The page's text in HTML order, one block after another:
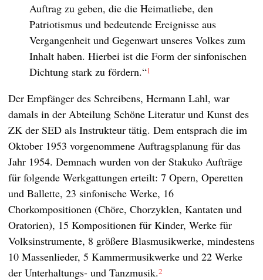
Auftrag zu geben, die die Heimatliebe, den
Patriotismus und bedeutende Ereignisse aus
Vergangenheit und Gegenwart unseres Volkes zum
Inhalt haben. Hierbei ist die Form der sinfonischen
Dichtung stark zu fördern.“1
Der Empfänger des Schreibens, Hermann Lahl, war
damals in der Abteilung Schöne Literatur und Kunst des
ZK der SED als Instrukteur tätig. Dem entsprach die im
Oktober 1953 vorgenommene Auftragsplanung für das
Jahr 1954. Demnach wurden von der Stakuko Aufträge
für folgende Werkgattungen erteilt: 7 Opern, Operetten
und Ballette, 23 sinfonische Werke, 16
Chorkompositionen (Chöre, Chorzyklen, Kantaten und
Oratorien), 15 Kompositionen für Kinder, Werke für
Volksinstrumente, 8 größere Blasmusikwerke, mindestens
10 Massenlieder, 5 Kammermusikwerke und 22 Werke
der Unterhaltungs- und Tanzmusik.2